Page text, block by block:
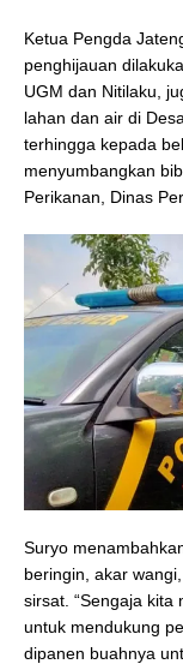
Ketua Pengda
penghijauan
UGM dan Nitilaku,
lahan dan air di
terhingga kepada
menyumbangkan
Perikanan, Dinas
Suryo
beringin, akar
sirsat. “Sengaja
untuk mendukung
dipanen buahnya